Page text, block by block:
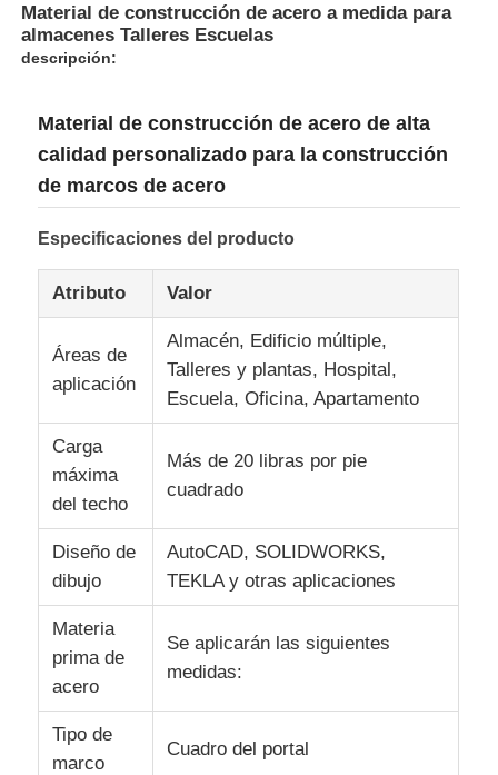
Hogar
Productos
Acerca de nosotros
Visita a la fábrica
Control de calidad
Contáctenos
Noticias
Casos
Material de construcción de acero a medida para
almacenes Talleres Escuelas
descripción:
Material de construcción de acero de alta
calidad personalizado para la construcción
de marcos de acero
Especificaciones del producto
Atributo Valor
Áreas de
aplicación
Almacén, Edificio múltiple,
Talleres y plantas, Hospital,
Escuela, Oficina, Apartamento
Carga
máxima
del techo
Más de 20 libras por pie
cuadrado
Diseño de
dibujo
AutoCAD, SOLIDWORKS,
TEKLA y otras aplicaciones
Materia
prima de
acero
Se aplicarán las siguientes
medidas:
Tipo de
marco
Cuadro del portal